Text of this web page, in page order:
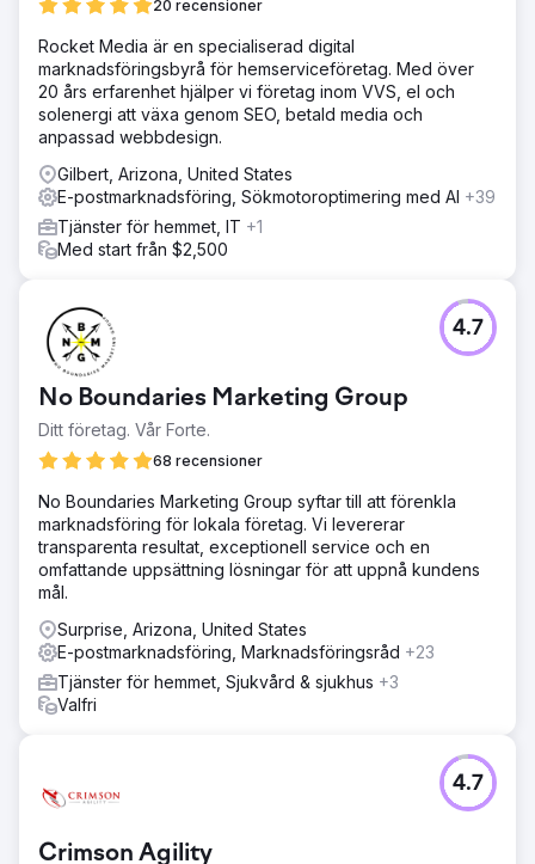
20 recensioner
Rocket Media är en specialiserad digital
marknadsföringsbyrå för hemserviceföretag. Med över
20 års erfarenhet hjälper vi företag inom VVS, el och
solenergi att växa genom SEO, betald media och
anpassad webbdesign.
Gilbert, Arizona, United States
E-postmarknadsföring, Sökmotoroptimering med AI +39
Tjänster för hemmet, IT +1
Med start från $2,500
No Boundaries Marketing Group
Ditt företag. Vår Forte.
68 recensioner
4.7
No Boundaries Marketing Group syftar till att förenkla
marknadsföring för lokala företag. Vi levererar
transparenta resultat, exceptionell service och en
omfattande uppsättning lösningar för att uppnå kundens
mål.
Surprise, Arizona, United States
E-postmarknadsföring, Marknadsföringsråd +23
Tjänster för hemmet, Sjukvård & sjukhus +3
Valfri
Crimson Agility
4.7